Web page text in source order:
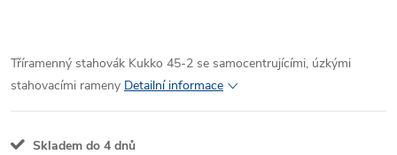
Tříramenný stahovák Kukko 45-2 se samocentrujícími, úzkými
stahovacími rameny Detailní informace
Skladem do 4 dnů